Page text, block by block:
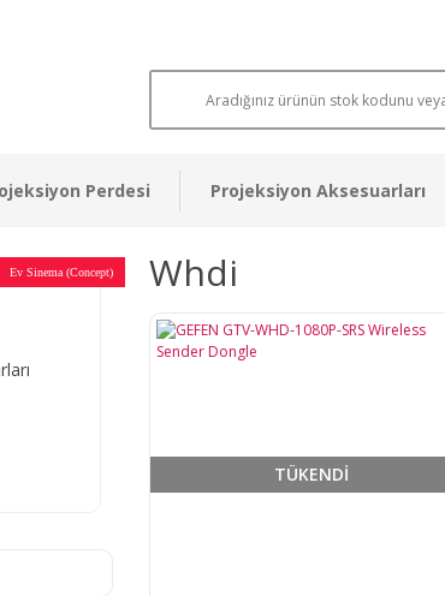
Perdesi Projeksiyon Aksesuarları
Ev Sinema
Ev Sinema
Ev Sinema
Müzeler
Ev Sinema
Restaurant - Cafe
Devlet Kurumları
Ev Sinema
Otel Sinema Salonları
Ev Sinema (Concept) Whdi
TÜKENDİ